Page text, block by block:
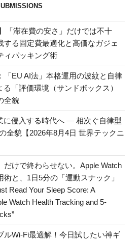
「滞在費の安さ」だけでは不十
する固定費最適化と高価なガジェ
ィパッキング術
「EU AI法」本格運用の波紋と自律
「評価環境（サンドボックス）
全貌
に侵入する時代へ — 相次ぐ自律型
全貌【2026年8月4日 世界テックニ
だけで終わらせない。Apple Watch
と、1日5分の「運動スナック」
Read Your Sleep Score: A
Watch Health Tracking and 5-
ルWi-Fi最適解！今日試したい神ギ